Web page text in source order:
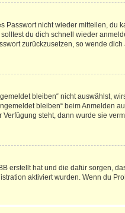
Passwort nicht wieder mitteilen,
du dich schnell wieder
zurückzusetzen, so wende
bleiben“ nicht auswählst,
bleiben“ beim Anmelden
Verfügung steht, dann wurde sie
erstellt hat und die dafür sorgen,
aktiviert wurden. Wenn du